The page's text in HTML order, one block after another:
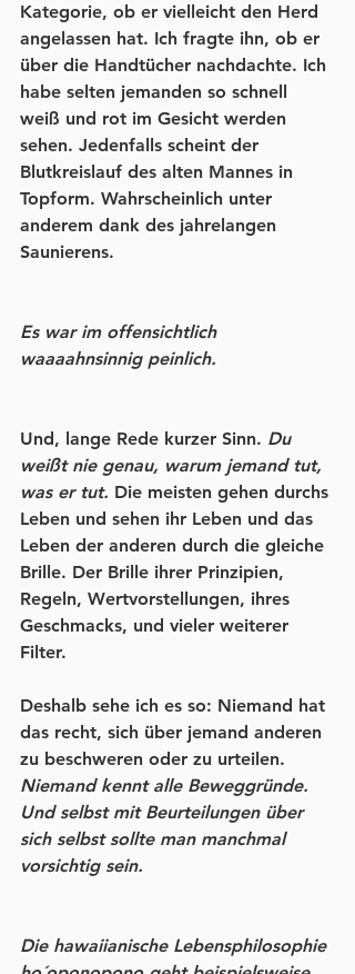
Kategorie, ob er vielleicht den Herd
angelassen hat. Ich fragte ihn, ob er
über die Handtücher nachdachte. Ich
habe selten jemanden so schnell
weiß und rot im Gesicht werden
sehen. Jedenfalls scheint der
Blutkreislauf des alten Mannes in
Topform. Wahrscheinlich unter
anderem dank des jahrelangen
Saunierens.
Es war im offensichtlich
waaaahnsinnig peinlich.
Und, lange Rede kurzer Sinn. Du
weißt nie genau, warum jemand tut,
was er tut. Die meisten gehen durchs
Leben und sehen ihr Leben und das
Leben der anderen durch die gleiche
Brille. Der Brille ihrer Prinzipien,
Regeln, Wertvorstellungen, ihres
Geschmacks, und vieler weiterer
Filter.
Deshalb sehe ich es so: Niemand hat
das recht, sich über jemand anderen
zu beschweren oder zu urteilen.
Niemand kennt alle Beweggründe.
Und selbst mit Beurteilungen über
sich selbst sollte man manchmal
vorsichtig sein.
Die hawaiianische Lebensphilosophie